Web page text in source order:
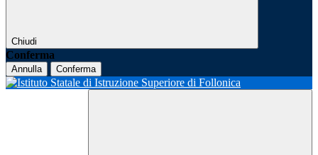
Chiudi
Conferma
Annulla Conferma